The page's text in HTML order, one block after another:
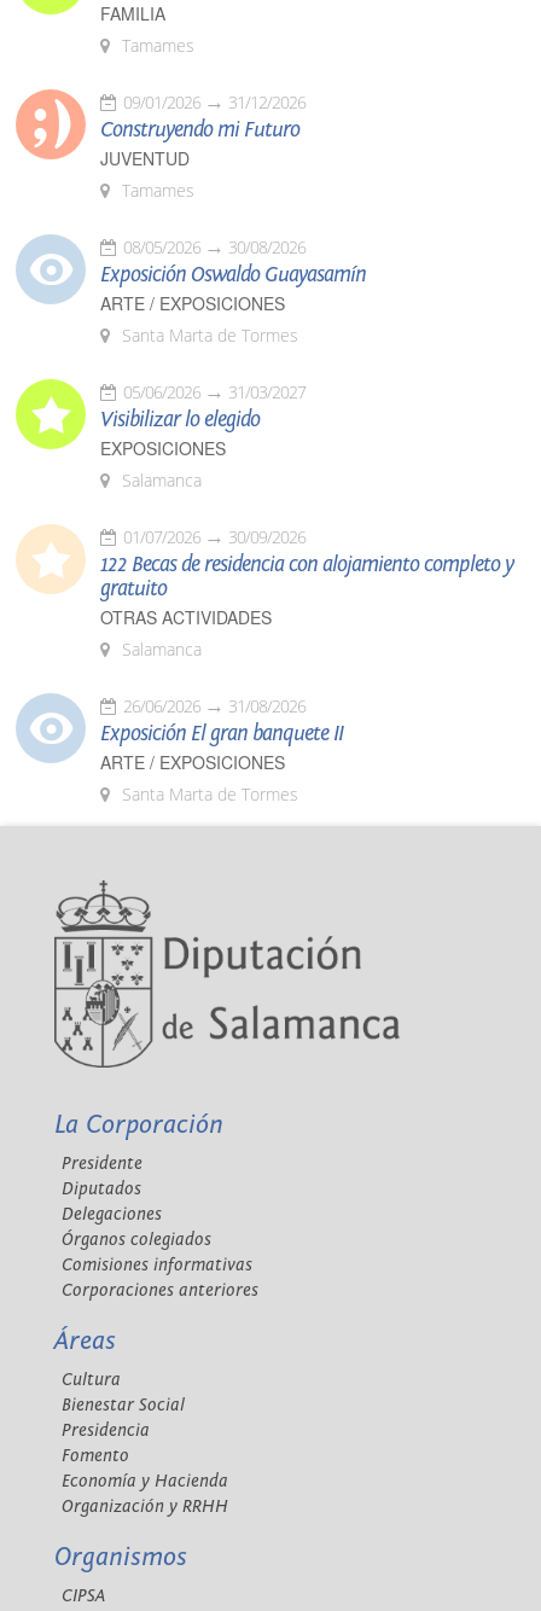
FAMILIA
Tamames
09/01/2026 31/12/2026
Construyendo mi Futuro
JUVENTUD
Tamames
08/05/2026 30/08/2026
Exposición Oswaldo Guayasamín
ARTE / EXPOSICIONES
Santa Marta de Tormes
05/06/2026 31/03/2027
Visibilizar lo elegido
EXPOSICIONES
Salamanca
01/07/2026 30/09/2026
122 Becas de residencia con alojamiento completo y
gratuito
OTRAS ACTIVIDADES
Salamanca
26/06/2026 31/08/2026
Exposición El gran banquete II
ARTE / EXPOSICIONES
Santa Marta de Tormes
La Corporación
Presidente
Diputados
Delegaciones
Órganos colegiados
Comisiones informativas
Corporaciones anteriores
Áreas
Cultura
Bienestar Social
Presidencia
Fomento
Economía y Hacienda
Organización y RRHH
Organismos
CIPSA